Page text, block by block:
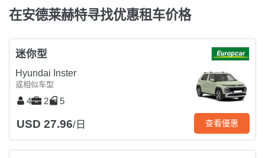
在安德莱赫特寻找优惠租车价格
迷你型
Hyundai Inster
或相似车型
4 2 5
USD 27.96/日 查看優惠